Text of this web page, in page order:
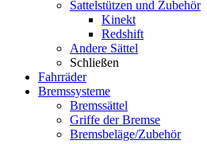
Sattelstützen und Zubehör
Kinekt
Redshift
Andere Sättel
Schließen
Fahrräder
Bremssysteme
Bremssättel
Griffe der Bremse
Bremsbeläge/Zubehör